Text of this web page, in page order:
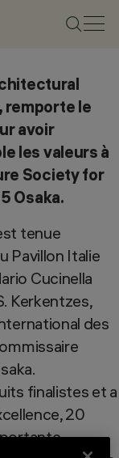
remporte le
avoir
les valeurs à
Society for
Osaka.
tenue
Pavillon Italie
Cucinella
Kerkentzes,
des
finalistes et a
20